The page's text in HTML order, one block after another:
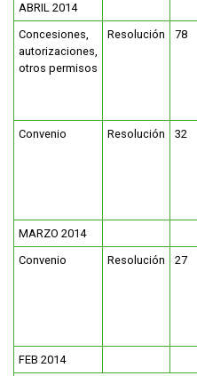
ABRIL 2014
Concesiones,
autorizaciones,
otros permisos
Resolución 78
Convenio Resolución 32
MARZO 2014
Convenio
Resolución 27
FEB 2014